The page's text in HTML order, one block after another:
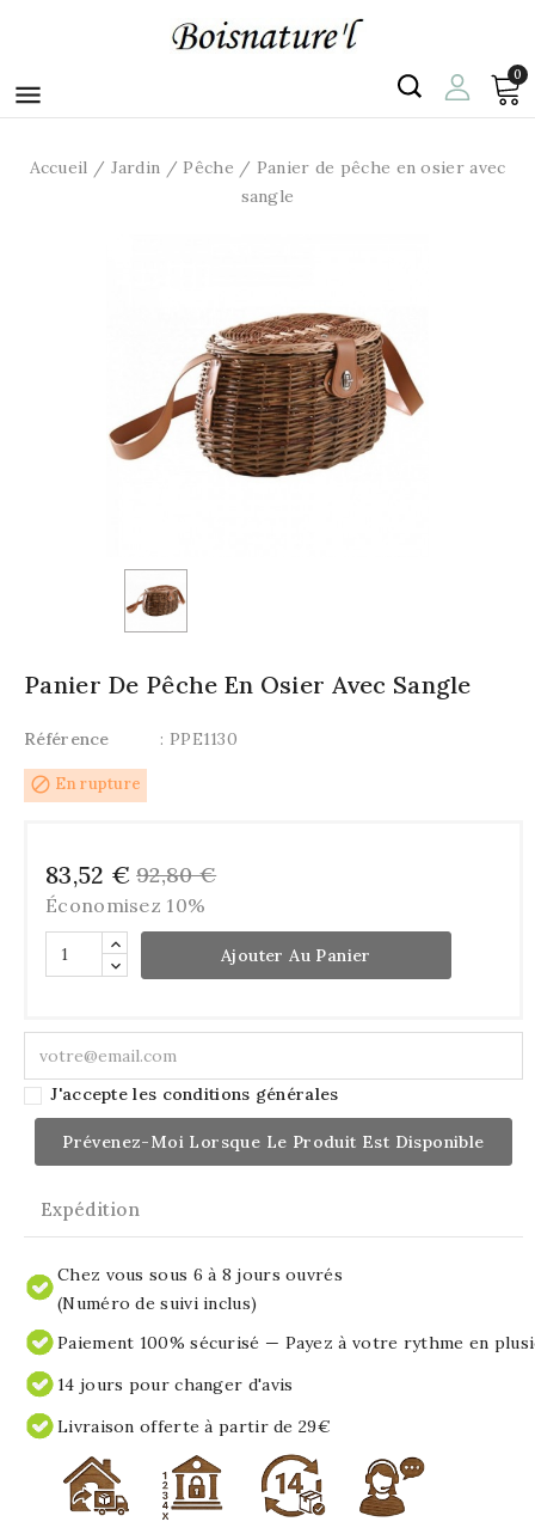

0
Accueil Jardin Pêche
Panier de pêche en osier avec
sangle
Panier De Pêche En Osier Avec Sangle
Référence : PPE1130
block En rupture
83,52 € 92,80 €
Économisez 10%
Ajouter Au Panier
J'accepte les conditions générales
Prévenez-Moi Lorsque Le Produit Est Disponible
Expédition
Chez vous sous 6 à 8 jours ouvrés
(Numéro de suivi inclus)
Paiement 100% sécurisé — Payez à votre rythme en
14 jours pour changer d'avis
Livraison offerte à partir de 29€